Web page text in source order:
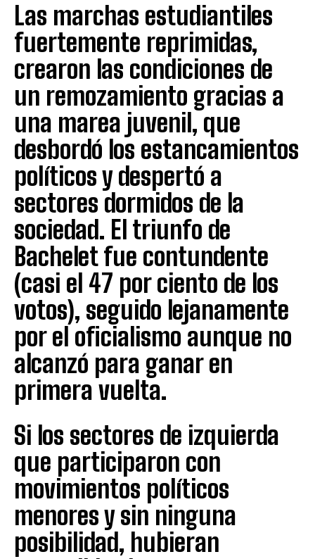
Las marchas estudiantiles
fuertemente reprimidas,
crearon las condiciones de
un remozamiento gracias a
una marea juvenil, que
desbordó los estancamientos
políticos y despertó a
sectores dormidos de la
sociedad. El triunfo de
Bachelet fue contundente
(casi el 47 por ciento de los
votos), seguido lejanamente
por el oficialismo aunque no
alcanzó para ganar en
primera vuelta.
Si los sectores de izquierda
que participaron con
movimientos políticos
menores y sin ninguna
posibilidad, hubieran